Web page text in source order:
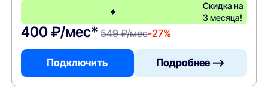
Скидка на
3 месяца!
400 ₽/мес* 549 ₽/мес-27%
Подключить Подробнее —>